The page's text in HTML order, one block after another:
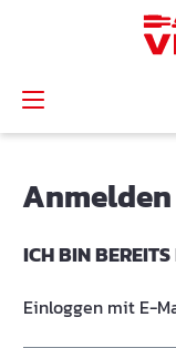
ICH BIN
Einloggen mit E-